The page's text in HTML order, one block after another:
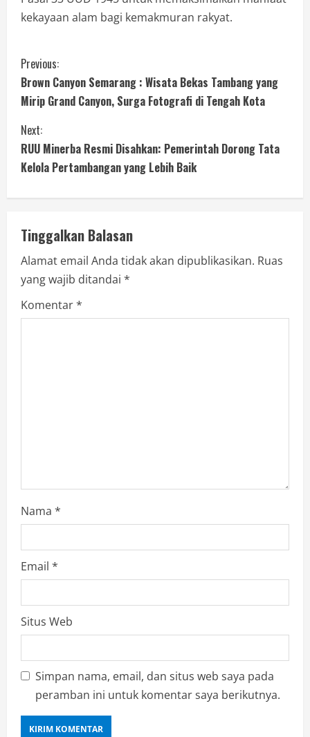
kekayaan alam bagi kemakmuran rakyat.
Previous:
Brown Canyon Semarang : Wisata Bekas Tambang yang
Mirip Grand Canyon, Surga Fotografi di Tengah Kota
Next:
RUU Minerba Resmi Disahkan: Pemerintah Dorong Tata
Kelola Pertambangan yang Lebih Baik
Tinggalkan Balasan
Alamat email Anda tidak akan dipublikasikan. Ruas
yang wajib ditandai *
Komentar*
Nama *
Email *
Situs Web
Simpan nama, email, dan situs web saya pada
peramban ini untuk komentar saya berikutnya.